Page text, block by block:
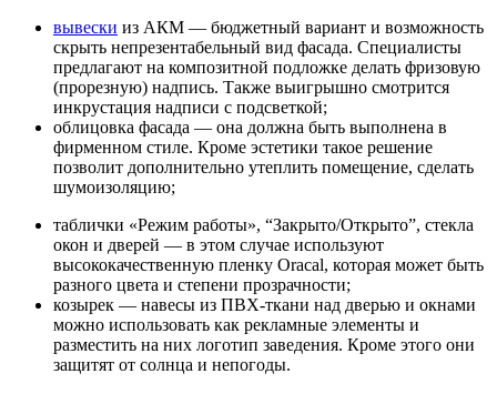
вывески из АКМ — бюджетный вариант и возможность
скрыть непрезентабельный вид фасада. Специалисты
предлагают на композитной подложке делать фризовую
(прорезную) надпись. Также выигрышно смотрится
инкрустация надписи с подсветкой;
облицовка фасада — она должна быть выполнена в
фирменном стиле. Кроме эстетики такое решение
позволит дополнительно утеплить помещение, сделать
шумоизоляцию;
таблички «Режим работы», “Закрыто/Открыто”, стекла
окон и дверей — в этом случае используют
высококачественную пленку Oracal, которая может быть
разного цвета и степени прозрачности;
козырек — навесы из ПВХ-ткани над дверью и окнами
можно использовать как рекламные элементы и
разместить на них логотип заведения. Кроме этого они
защитят от солнца и непогоды.